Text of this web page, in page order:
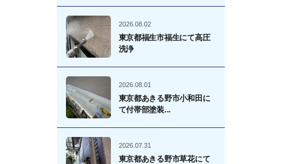
2026.08.02
東京都福生市福生にて高圧
洗浄
2026.08.01
東京都あきる野市小和田に
て付帯部塗装...
2026.07.31
東京都あきる野市草花にて